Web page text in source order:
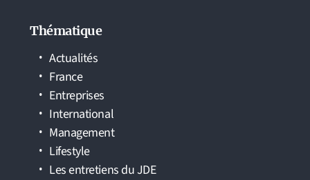
Thématique
Actualités
France
Entreprises
International
Management
Lifestyle
Les entretiens du JDE